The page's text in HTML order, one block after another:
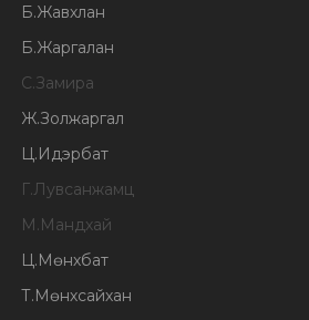
Б.Жавхлан
Б.Жаргалан
С.Замира
Ж.Золжаргал
Ц.Идэрбат
Г.Лувсанжамц
М.Мандхай
Ц.Мөнхбат
Т.Мөнхсайхан